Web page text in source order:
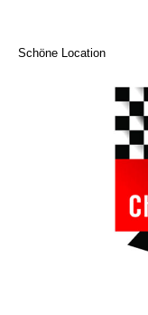
Schöne Location